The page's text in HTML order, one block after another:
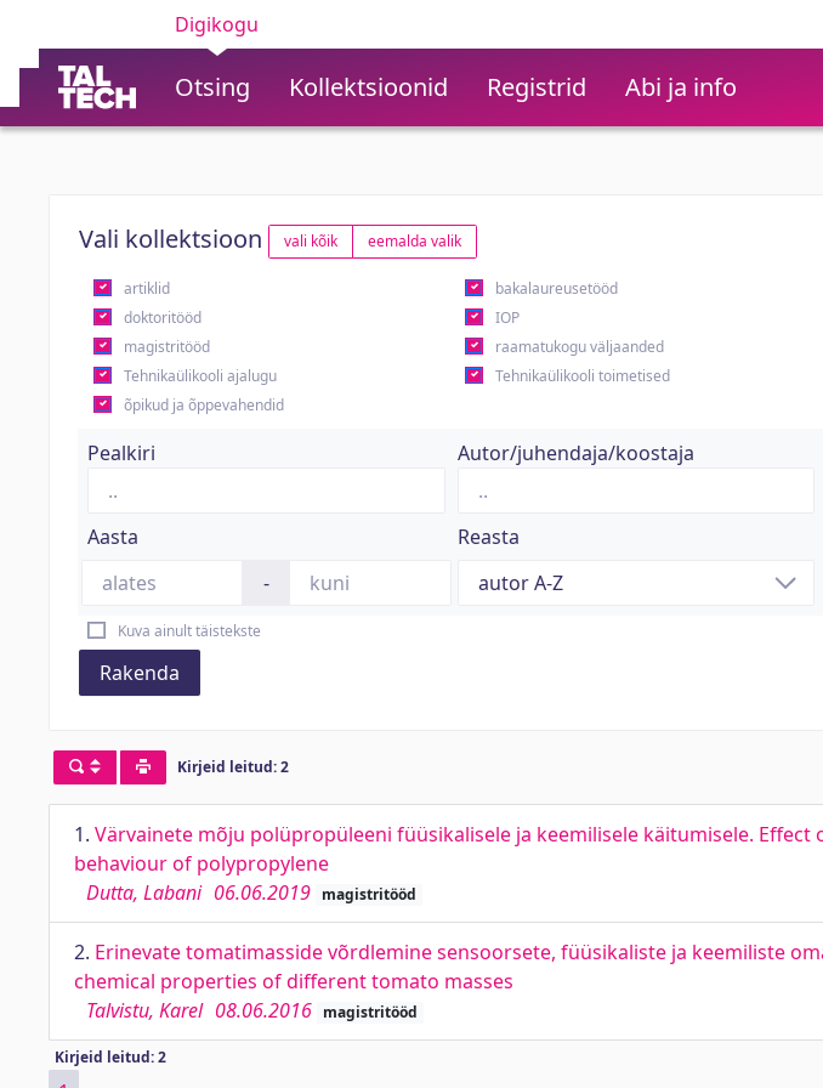
Digikogu
Otsing Kollektsioonid Registrid Abi ja info
Vali kollektsioon vali kõik eemalda valik
artiklid bakalaureusetööd
doktoritööd
IOP
magistritööd
raamatukogu väljaanded
Tehnikaülikooli ajalugu
Tehnikaülikooli toimetised
õpikud ja õppevahendid
Pealkiri Autor/juhendaja/koostaja
Aasta
-
Reasta
Kuva ainult täistekste
Rakenda
Kirjeid leitud: 2
1. Värvainete mõju polüpropüleeni füüsikalisele ja keemilisele käitumisele.
behaviour of polypropylene
Dutta, Labani 06.06.2019 magistritööd
2. Erinevate tomatimasside võrdlemine sensoorsete, füüsikaliste ja keemiliste
chemical properties of different tomato masses
Talvistu, Karel 08.06.2016 magistritööd
Kirjeid leitud: 2